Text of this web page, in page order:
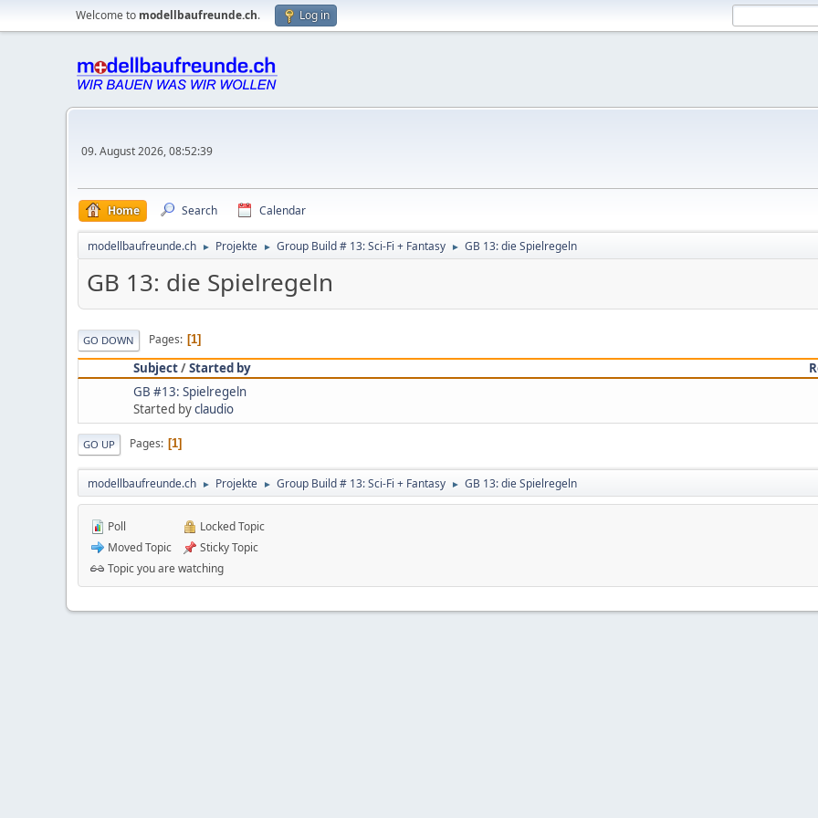
Welcome to modellbaufreunde.ch. Log in
09. August 2026, 08:52:39
Home Search Calendar
modellbaufreunde.ch ► Projekte ► Group Build # 13: Sci-Fi + Fantasy ► GB 13: die Spielregeln
GB 13: die Spielregeln
GO DOWN Pages 1
Subject/Started by
GB #13: Spielregeln
Started byclaudio
GO UP Pages 1
modellbaufreunde.ch ► Projekte ► Group Build # 13: Sci-Fi + Fantasy ► GB 13: die Spielregeln
Poll
Moved Topic
Locked Topic
Sticky Topic
Topic you are watching